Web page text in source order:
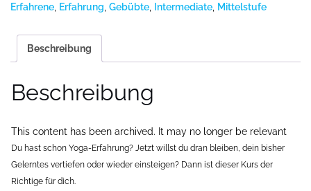
Erfahrene Erfahrung Gebübte Intermediate Mittelstufe
Beschreibung
Beschreibung
This content has been archived. It may no longer be relevant
Du hast schon Yoga-Erfahrung? Jetzt willst du dran bleiben, dein bisher
Gelerntes vertiefen oder wieder einsteigen? Dann ist dieser Kurs der
Richtige für dich.